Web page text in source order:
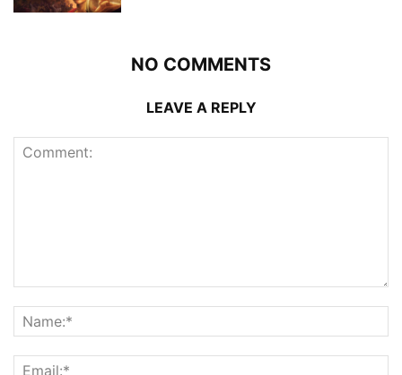
NO COMMENTS
LEAVE A REPLY